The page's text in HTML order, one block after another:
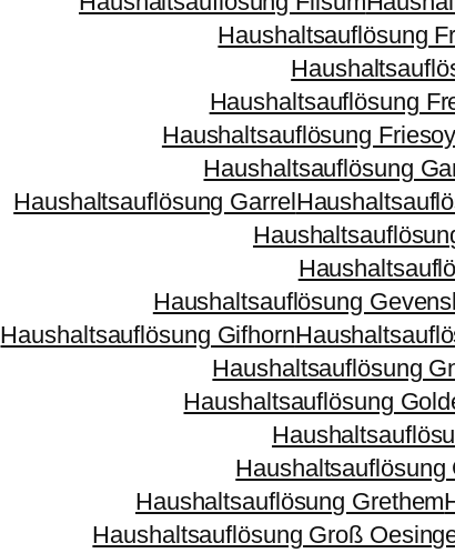
Haushaltsauflösung
Haushaltsauflösung
Haushaltsauflösung
Haushaltsauflösung
Haushaltsauflösung Garrel
Haushaltsauflösung
Haushaltsauflösung Gifhorn
Haushaltsauflösung
Haushaltsauflösung
Haushaltsauflösung
Haushaltsauflösung Grethem
Haushaltsauflösung Groß